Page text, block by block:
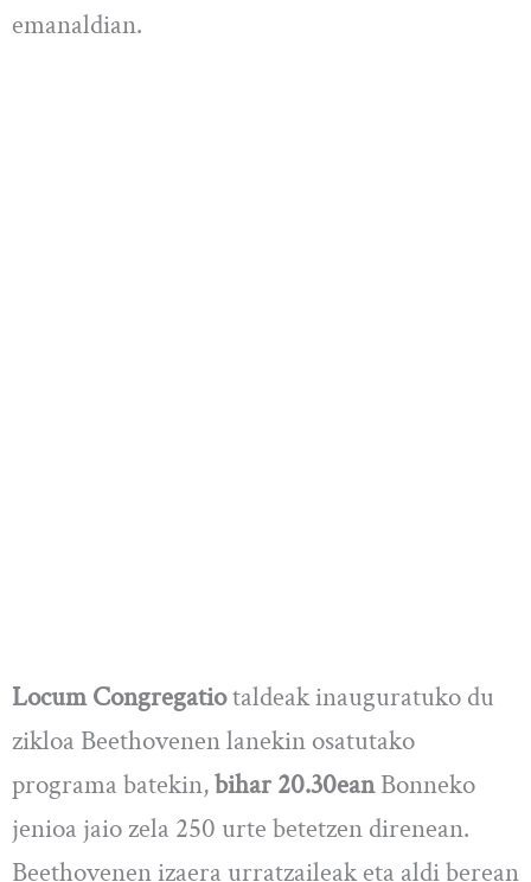
emanaldian.
Locum Congregatiotaldeak inauguratuko du
zikloa Beethovenen lanekin osatutako
programa batekin,bihar 20.30eanBonneko
jenioa jaio zela 250 urte betetzen direnean.
Beethovenen izaera urratzaileak eta aldi berean